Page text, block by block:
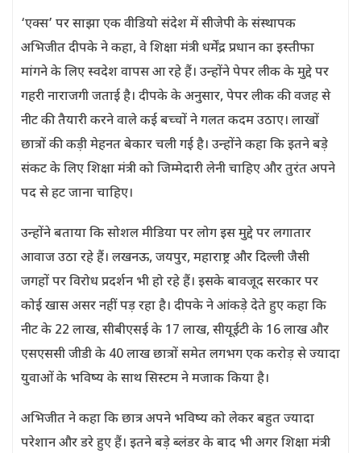
‘एक्स’ पर साझा एक वीडियो संदेश में सीजेपी के संस्थापक
अभिजीत दीपके ने कहा, वे शिक्षा मंत्री धर्मेंद्र प्रधान का इस्तीफा
मांगने के लिए स्वदेश वापस आ रहे हैं। उन्होंने पेपर लीक के मुद्दे पर
गहरी नाराजगी जताई है। दीपके के अनुसार, पेपर लीक की वजह से
नीट की तैयारी करने वाले कई बच्चों ने गलत कदम उठाए। लाखों
छात्रों की कड़ी मेहनत बेकार चली गई है। उन्होंने कहा कि इतने बड़े
संकट के लिए शिक्षा मंत्री को जिम्मेदारी लेनी चाहिए और तुरंत अपने
पद से हट जाना चाहिए।
उन्होंने बताया कि सोशल मीडिया पर लोग इस मुद्दे पर लगातार
आवाज उठा रहे हैं। लखनऊ, जयपुर, महाराष्ट्र और दिल्ली जैसी
जगहों पर विरोध प्रदर्शन भी हो रहे हैं। इसके बावजूद सरकार पर
कोई खास असर नहीं पड़ रहा है। दीपके ने आंकड़े देते हुए कहा कि
नीट के 22 लाख, सीबीएसई के 17 लाख, सीयूईटी के 16 लाख और
एसएससी जीडी के 40 लाख छात्रों समेत लगभग एक करोड़ से ज्यादा
युवाओं के भविष्य के साथ सिस्टम ने मजाक किया है।
अभिजीत ने कहा कि छात्र अपने भविष्य को लेकर बहुत ज्यादा
परेशान और डरे हुए हैं। इतने बड़े ब्लंडर के बाद भी अगर शिक्षा मंत्री